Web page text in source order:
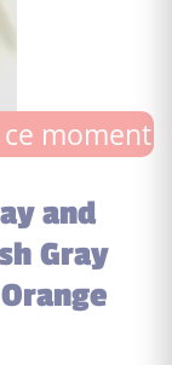
moment
and
Gray